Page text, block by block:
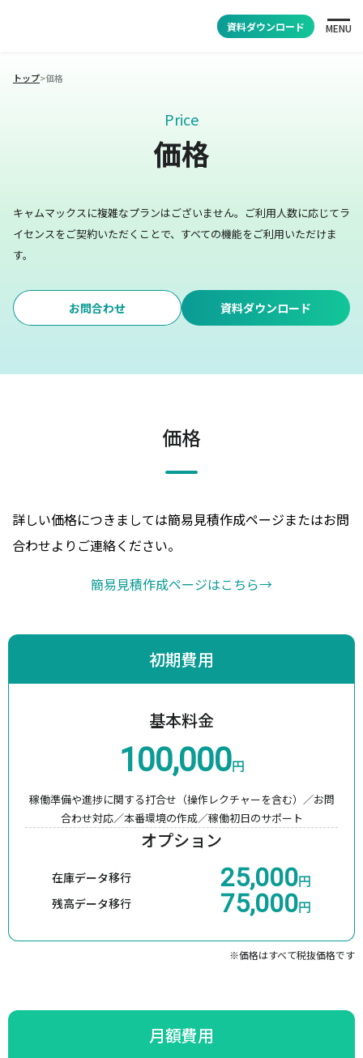
資料ダウンロード MENU
トップ>価格
Price
価格
キャムマックスに複雑なプランはございません。 ご利用人数に応じてラ
イセンスをご契約いただくことで、すべての機能をご利用いただけま
す。
お問合わせ 資料ダウンロード
価格
詳しい価格につきましては簡易見積作成ページまたはお問
合わせよりご連絡ください。
簡易見積作成ページはこちら→
初期費用
基本料金
100,000円
稼働準備や進捗に関する打合せ（操作レクチャーを含む）／お問
合わせ対応／本番環境の作成／稼働初日のサポート
オプション
在庫データ移行 25,000円
残高データ移行 75,000円
※価格はすべて税抜価格です
月額費用